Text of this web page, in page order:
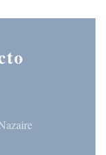
((abre numa